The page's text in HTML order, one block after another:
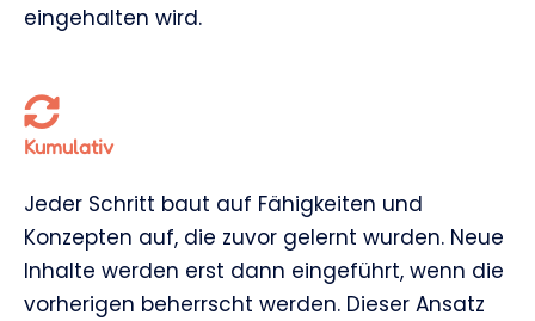
eingehalten wird.
Kumulativ
Jeder Schritt baut auf Fähigkeiten und
Konzepten auf, die zuvor gelernt wurden. Neue
Inhalte werden erst dann eingeführt, wenn die
vorherigen beherrscht werden. Dieser Ansatz